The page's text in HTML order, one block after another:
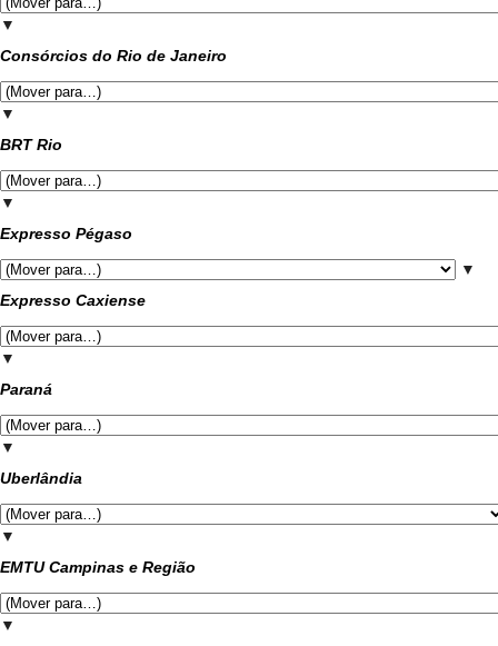
▼
Consórcios do Rio de Janeiro
▼
BRT Rio
▼
Expresso Pégaso
▼
Expresso Caxiense
▼
Paraná
▼
Uberlândia
▼
EMTU Campinas e Região
▼